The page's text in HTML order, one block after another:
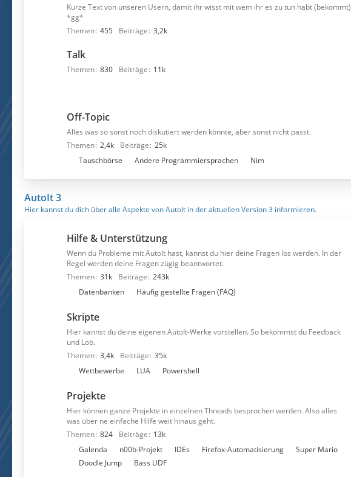
Kurze Text von unseren Usern, damit ihr wisst mit wem ihr es zu tun habt (bekommt)
*gg*
Themen 455 Beiträge 3,2k
Talk
Themen 830 Beiträge 11k
Off-Topic
Alles was so sonst noch diskutiert werden könnte, aber sonst nicht passt.
Themen 2,4k Beiträge 25k
r
o
r
e
n
Tauschbörse Andere Programmiersprachen Nim
AutoIt 3
Hier kannst du dich über alle Aspekte von AutoIt in der aktuellen Version 3 informieren.
Hilfe & Unterstützung
Wenn du Probleme mit AutoIt hast, kannst du hier deine Fragen los werden. In der
Regel werden deine Fragen zügig beantwortet.
Themen 31k Beiträge 243k
t
e
r
f
e
n
Datenbanken Häufig gestellte Fragen (FAQ)
Skripte
Hier kannst du deine eigenen AutoIt-Werke vorstellen. So bekommst du Feedback
und Lob.
Themen 3,4k Beiträge 35k
t
e
r
f
Wettbewerbe LUA Powershell
Projekte
Hier können ganze Projekte in einzelnen Threads besprochen werden. Also alles
was über ne einfache Hilfe weit hinaus geht.
Themen 824 Beiträge 13k
Galenda n00b-Projekt IDEs Firefox-Automatisierung
Super Mario
Doodle Jump
Bass UDF